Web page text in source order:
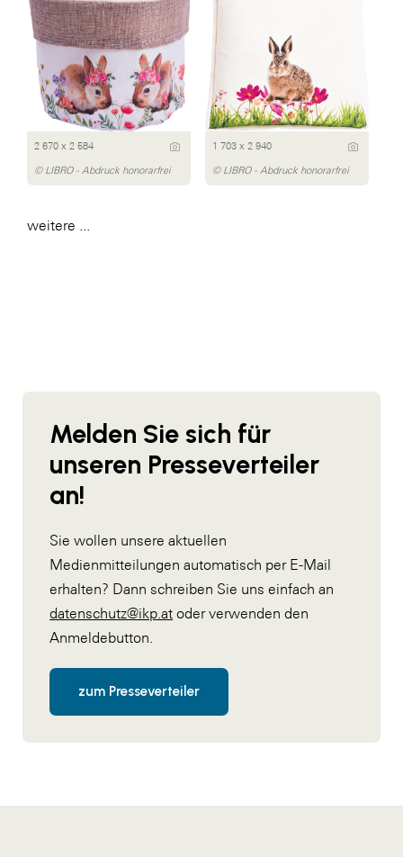
2 670 x 2 584
© LIBRO - Abdruck honorarfrei
1 703 x 2 940
© LIBRO - Abdruck honorarfrei
weitere ...
Melden Sie sich für
unseren Presseverteiler
an!
Sie wollen unsere aktuellen
Medienmitteilungen automatisch per E-Mail
erhalten? Dann schreiben Sie uns einfach an
datenschutz@ikp.at oder verwenden den
Anmeldebutton.
zum Presseverteiler